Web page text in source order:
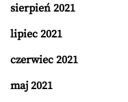
sierpień 2021
lipiec 2021
czerwiec 2021
maj 2021